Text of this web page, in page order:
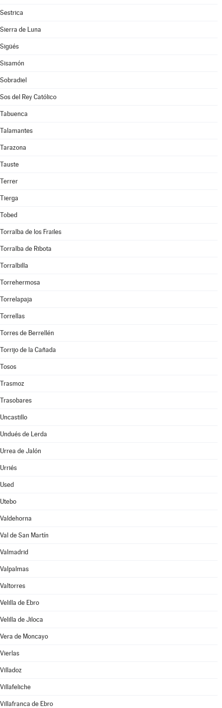
Sestrica
Sierra de Luna
Sigüés
Sisamón
Sobradiel
Sos del Rey Católico
Tabuenca
Talamantes
Tarazona
Tauste
Terrer
Tierga
Tobed
Torralba de los Frailes
Torralba de Ribota
Torralbilla
Torrehermosa
Torrelapaja
Torrellas
Torres de Berrellén
Torrijo de la Cañada
Tosos
Trasmoz
Trasobares
Uncastillo
Undués de Lerda
Urrea de Jalón
Urriés
Used
Utebo
Valdehorna
Val de San Martín
Valmadrid
Valpalmas
Valtorres
Velilla de Ebro
Velilla de Jiloca
Vera de Moncayo
Vierlas
Villadoz
Villafeliche
Villafranca de Ebro